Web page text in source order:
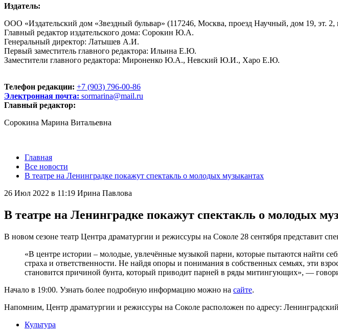
Издатель:
ООО «Издательский дом «Звездный бульвар» (117246, Москва, проезд Научный, дом 19, эт.
Главный редактор издательского дома: Сорокин Ю.А.
Генеральный директор: Латышев А.И.
Первый заместитель главного редактора: Ильина Е.Ю.
Заместители главного редактора: Мироненко Ю.А., Невский Ю.И., Харо Е.Ю.
Телефон редакции: +7 (903) 796-00-86
Электронная почта: sormarina@mail.ru
Главный редактор:
Сорокина Марина Витальевна
Главная
Все новости
В театре на Ленинградке покажут спектакль о молодых музыкантах
26 Июл 2022 в 11:19 Ирина Павлова
В театре на Ленинградке покажут спектакль о молодых
В новом сезоне театр Центра драматургии и режиссуры на Соколе 28 сентября представит
«В центре истории – молодые, увлечённые музыкой парни, которые пытаются найти
страха и ответственности. Не найдя опоры и понимания в собственных семьях, эти
становится причиной бунта, который приводит парней в ряды митингующих», —
Начало в 19:00. Узнать более подробную информацию можно на сайте.
Напомним, Центр драматургии и режиссуры на Соколе расположен по адресу:
Культура